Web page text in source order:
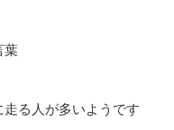
葉
る人が多いようです